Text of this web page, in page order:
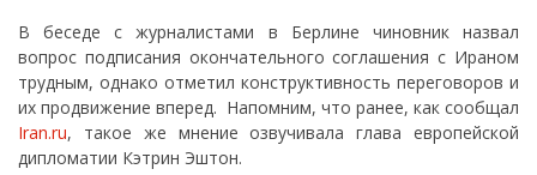
В беседе с журналистами в Берлине чиновник назвал
вопрос подписания окончательного соглашения с Ираном
трудным, однако отметил конструктивность переговоров и
их продвижение вперед. Напомним, что ранее, как сообщал
Iran.ru, такое же мнение озвучивала глава европейской
дипломатии Кэтрин Эштон.